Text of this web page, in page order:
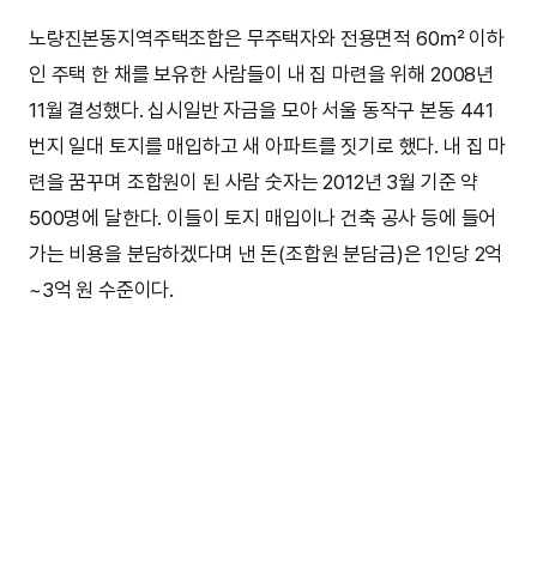
노량진본동지역주택조합은 무주택자와 전용면적 60㎡ 이하
인 주택 한 채를 보유한 사람들이 내 집 마련을 위해 2008년
11월 결성했다. 십시일반 자금을 모아 서울 동작구 본동 441
번지 일대 토지를 매입하고 새 아파트를 짓기로 했다. 내 집 마
련을 꿈꾸며 조합원이 된 사람 숫자는 2012년 3월 기준 약
500명에 달한다. 이들이 토지 매입이나 건축 공사 등에 들어
가는 비용을 분담하겠다며 낸 돈(조합원 분담금)은 1인당 2억
~3억 원 수준이다.